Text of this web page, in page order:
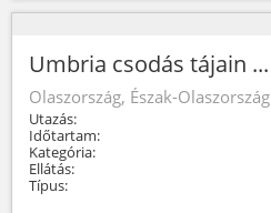
Umbria csodás tájain ...
Olaszország, Észak-Olaszország
Utazás:
Időtartam:
Kategória:
Ellátás:
Típus: